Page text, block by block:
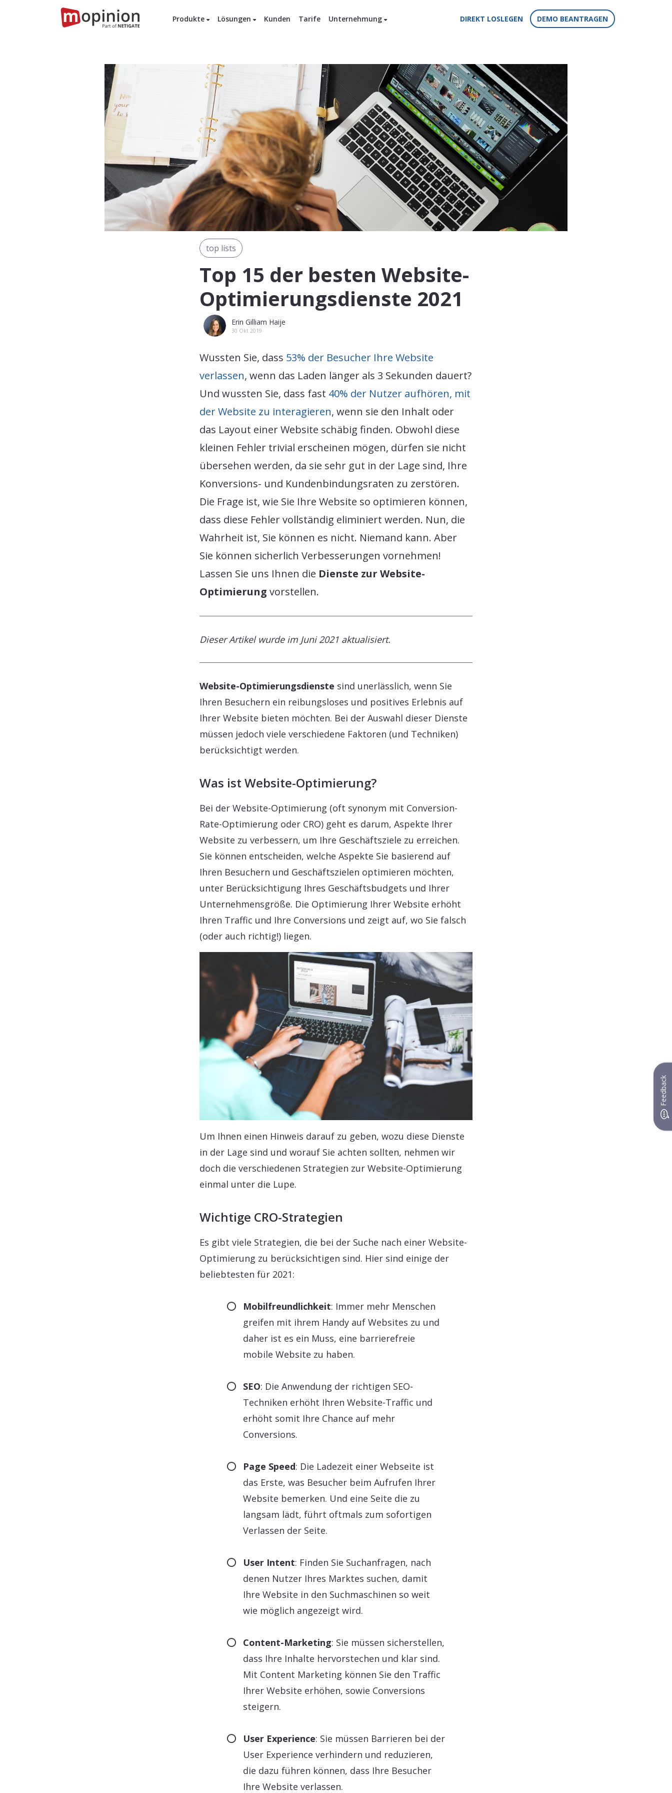
Produkte Lösungen Kunden Tarife Unternehmung DIREKT LOSLEGEN DEMO BEANTRAGEN
top lists
Top 15 der besten Website-
Optimierungsdienste 2021
Erin Gilliam Haije
30 Okt 2019
Wussten Sie, dass 53% der Besucher Ihre Website
verlassen, wenn das Laden länger als 3 Sekunden dauert?
Und wussten Sie, dass fast 40% der Nutzer aufhören, mit
der Website zu interagieren, wenn sie den Inhalt oder
das Layout einer Website schäbig finden. Obwohl diese
kleinen Fehler trivial erscheinen mögen, dürfen sie nicht
übersehen werden, da sie sehr gut in der Lage sind, Ihre
Konversions- und Kundenbindungsraten zu zerstören.
Die Frage ist, wie Sie Ihre Website so optimieren können,
dass diese Fehler vollständig eliminiert werden. Nun, die
Wahrheit ist, Sie können es nicht. Niemand kann. Aber
Sie können sicherlich Verbesserungen vornehmen!
Lassen Sie uns Ihnen die Dienste zur Website-
Optimierung vorstellen.
Dieser Artikel wurde im Juni 2021 aktualisiert.
Website-Optimierungsdienste sind unerlässlich, wenn Sie
Ihren Besuchern ein reibungsloses und positives Erlebnis auf
Ihrer Website bieten möchten. Bei der Auswahl dieser Dienste
müssen jedoch viele verschiedene Faktoren (und Techniken)
berücksichtigt werden.
Was ist Website-Optimierung?
Bei der Website-Optimierung (oft synonym mit Conversion-
Rate-Optimierung oder CRO) geht es darum, Aspekte Ihrer
Website zu verbessern, um Ihre Geschäftsziele zu erreichen.
Sie können entscheiden, welche Aspekte Sie basierend auf
Ihren Besuchern und Geschäftszielen optimieren möchten,
unter Berücksichtigung Ihres Geschäftsbudgets und Ihrer
Unternehmensgröße. Die Optimierung Ihrer Website erhöht
Ihren Traffic und Ihre Conversions und zeigt auf, wo Sie falsch
(oder auch richtig!) liegen.
Um Ihnen einen Hinweis darauf zu geben, wozu diese Dienste
in der Lage sind und worauf Sie achten sollten, nehmen wir
doch die verschiedenen Strategien zur Website-Optimierung
einmal unter die Lupe.
Wichtige CRO-Strategien
Es gibt viele Strategien, die bei der Suche nach einer Website-
Optimierung zu berücksichtigen sind. Hier sind einige der
beliebtesten für 2021:
Mobilfreundlichkeit: Immer mehr Menschen
greifen mit ihrem Handy auf Websites zu und
daher ist es ein Muss, eine barrierefreie
mobile Website zu haben.
SEO: Die Anwendung der richtigen SEO-
Techniken erhöht Ihren Website-Traffic und
erhöht somit Ihre Chance auf mehr
Conversions.
Page Speed: Die Ladezeit einer Webseite ist
das Erste, was Besucher beim Aufrufen Ihrer
Website bemerken. Und eine Seite die zu
langsam lädt, führt oftmals zum sofortigen
Verlassen der Seite.
User Intent: Finden Sie Suchanfragen, nach
denen Nutzer Ihres Marktes suchen, damit
Ihre Website in den Suchmaschinen so weit
wie möglich angezeigt wird.
Content-Marketing: Sie müssen sicherstellen,
dass Ihre Inhalte hervorstechen und klar sind.
Mit Content Marketing können Sie den Traffic
Ihrer Website erhöhen, sowie Conversions
steigern.
User Experience: Sie müssen Barrieren bei der
User Experience verhindern und reduzieren,
die dazu führen können, dass Ihre Besucher
Ihre Website verlassen.
Feedback